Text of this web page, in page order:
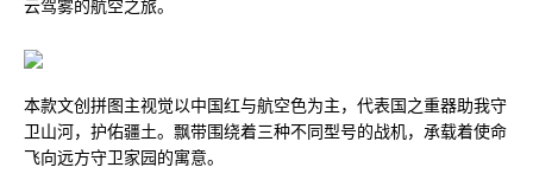
云驾雾的航空之旅。
本款文创拼图主视觉以中国红与航空色为主，代表国之重器助我守
卫山河，护佑疆土。飘带围绕着三种不同型号的战机，承载着使命
飞向远方守卫家园的寓意。